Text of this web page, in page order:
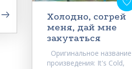
Холодно, согрей
меня, дай мне
закутаться
Оригинальное название
произведения: It's Cold,